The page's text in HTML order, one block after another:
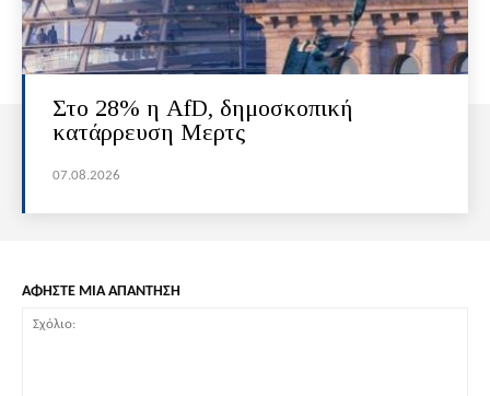
Στο 28% η AfD, δημοσκοπική
κατάρρευση Μερτς
07.08.2026
ΑΦΗΣΤΕ ΜΙΑ ΑΠΑΝΤΗΣΗ